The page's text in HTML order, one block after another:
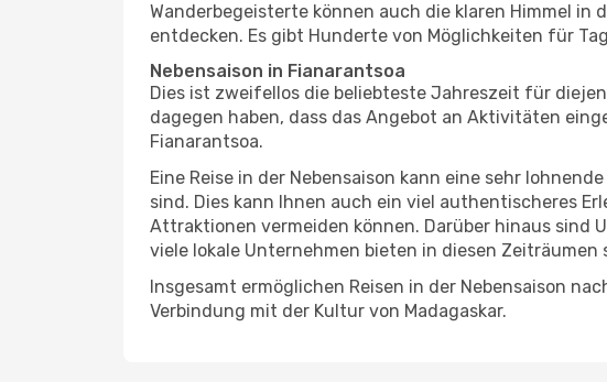
Wanderbegeisterte können auch die klaren Himmel
entdecken. Es gibt Hunderte von Möglichkeiten für
Nebensaison in Fianarantsoa
Dies ist zweifellos die beliebteste Jahreszeit für
dagegen haben, dass das Angebot an Aktivitäten
Fianarantsoa.
Eine Reise in der Nebensaison kann eine sehr
sind. Dies kann Ihnen auch ein viel authentischeres
Attraktionen vermeiden können. Darüber hinaus
viele lokale Unternehmen bieten in diesen Zeiträumen
Insgesamt ermöglichen Reisen in der Nebensaison
Verbindung mit der Kultur von Madagaskar.